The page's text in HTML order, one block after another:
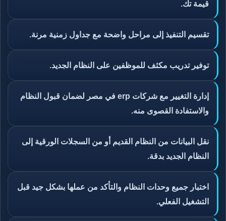
قيمة تك.
تقسيم التنفيذ إلى مراحل واضحة مع جداول زمنية مرنة.
توفير تدريب مكثف للموظفين على النظام الجديد.
إدارة التغيير مع شركات erp في مصر لضمان قبول النظام
والاستفادة القصوى منه.
نقل البيانات من النظام القديم أو من السجلات الورقية إلى
النظام الجديد بدقة.
اختبار جميع وحدات النظام والتأكد من عملها بشكل جيد قبل
التشغيل الفعلي.